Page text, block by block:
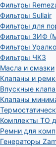
Фильтры
Фильтры Sullair
Фильтры для
Фильтры ЗИФ
Фильтры
Фильтры ЧКЗ
Масла и смазки
Клапаны и
Впускные
Клапаны
Комплекты ТО
Ремни для
Генераторы